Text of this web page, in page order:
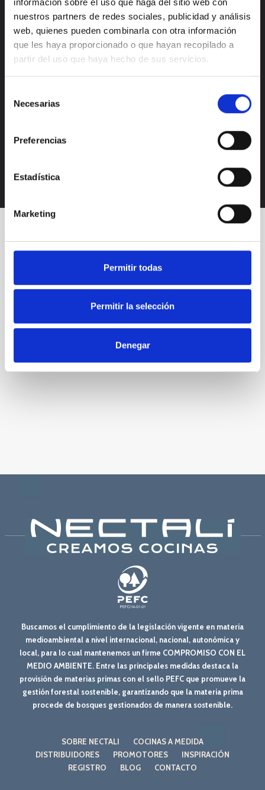
información sobre el uso que haga del sitio web con
nuestros partners de redes sociales, publicidad y análisis
web, quienes pueden combinarla con otra información
que les haya proporcionado o que hayan recopilado a
partir del uso que haya hecho de sus servicios.
Necesarias
Preferencias
Estadística
Marketing
Permitir todas
Permitir la selección
Denegar
Acepto lapolítica de privacidad
Buscamos el cumplimiento de la legislación vigente en materia
medioambiental a nivel internacional, nacional, autonómica y
local, para lo cual mantenemos un firme COMPROMISO CON EL
MEDIO AMBIENTE. Entre las principales medidas destaca la
provisión de materias primas con el sello PEFC que promueve la
gestión forestal sostenible, garantizando que la materia prima
procede de bosques gestionados de manera sostenible.
SOBRE NECTALI
COCINAS A MEDIDA
DISTRIBUIDORES
PROMOTORES
INSPIRACIÓN
REGISTRO
BLOG CONTACTO